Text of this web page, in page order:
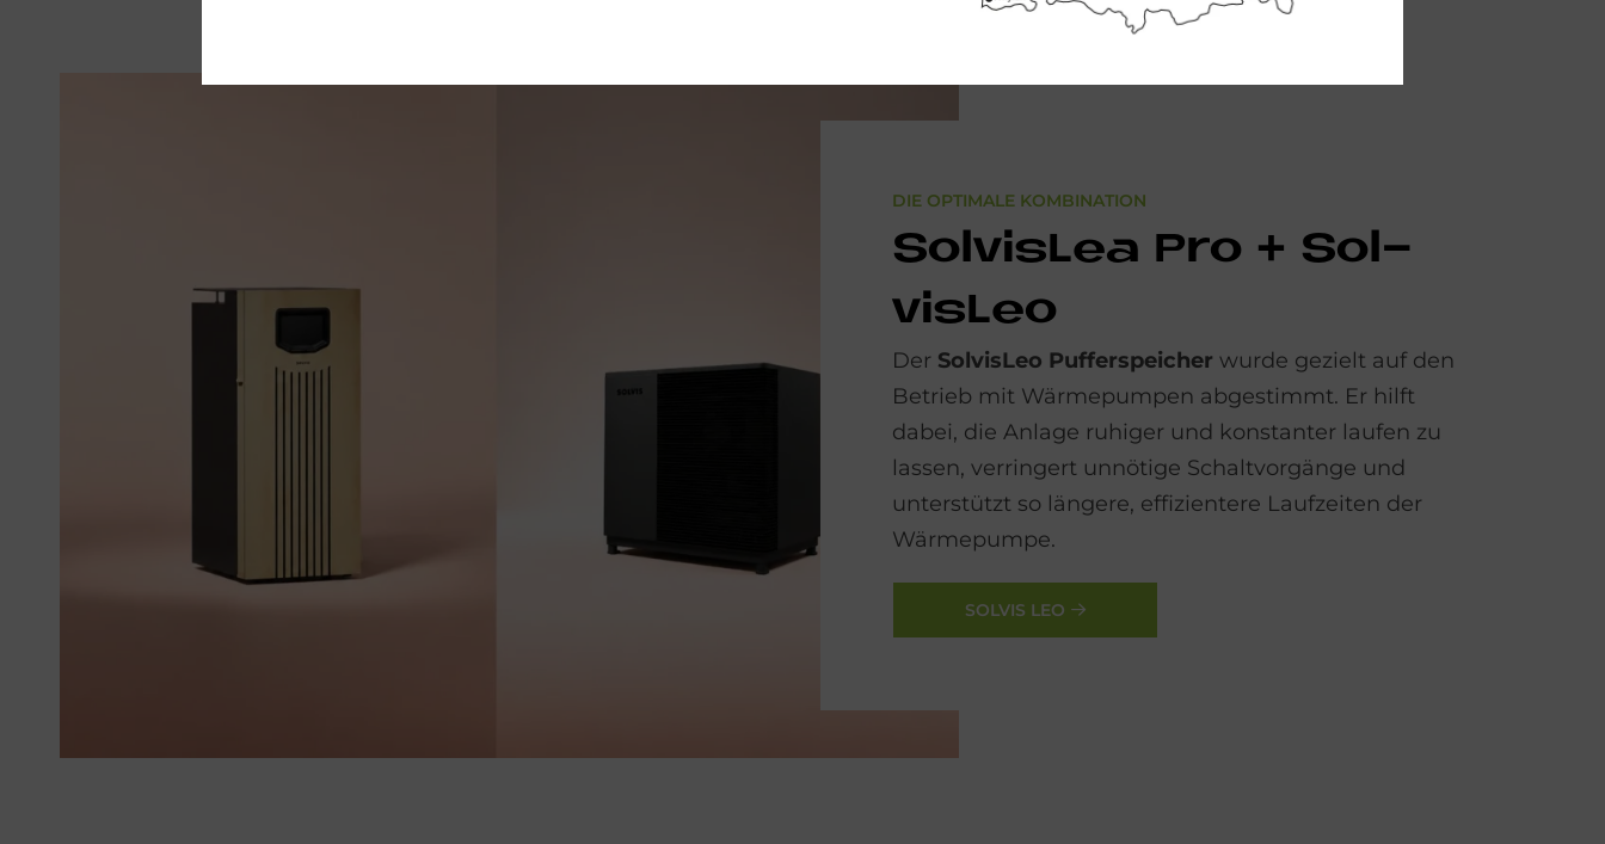
DIE OPTIMALE KOMBINATION
Sol­vis­Lea Pro + Sol­
vis­Leo
Der SolvisLeo Pufferspeicher wurde gezielt auf den
Betrieb mit Wärmepumpen abgestimmt. Er hilft
dabei, die Anlage ruhiger und konstanter laufen zu
lassen, verringert unnötige Schaltvorgänge und
unterstützt so längere, effizientere Laufzeiten der
Wärmepumpe.
SOLVIS LEO